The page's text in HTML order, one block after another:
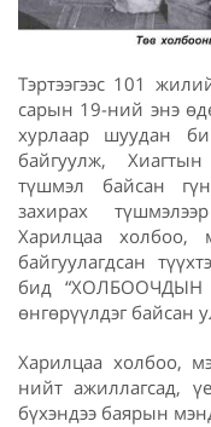
Тэртээгээс 101
сарын 19-ний энэ
хурлаар шуудан
байгуулж,
түшмэл байсан
захирах
Харилцаа холбоо,
байгуулагдсан
бид “ХОЛБООЧДЫН
өнгөрүүлдэг байсан
Харилцаа холбоо,
нийт ажиллагсад,
бүхэндээ баярын